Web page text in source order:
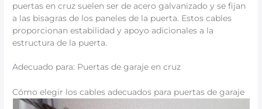
puertas en cruz suelen ser de acero galvanizado y se fijan
a las bisagras de los paneles de la puerta. Estos cables
proporcionan estabilidad y apoyo adicionales a la
estructura de la puerta.
Adecuado para: Puertas de garaje en cruz
Cómo elegir los cables adecuados para puertas de garaje